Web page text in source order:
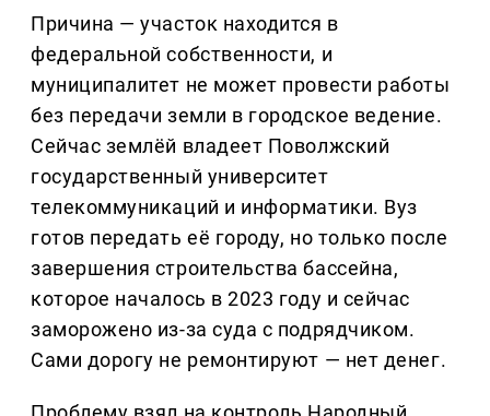
Причина — участок находится в
федеральной собственности, и
муниципалитет не может провести работы
без передачи земли в городское ведение.
Сейчас землёй владеет Поволжский
государственный университет
телекоммуникаций и информатики. Вуз
готов передать её городу, но только после
завершения строительства бассейна,
которое началось в 2023 году и сейчас
заморожено из-за суда с подрядчиком.
Сами дорогу не ремонтируют — нет денег.